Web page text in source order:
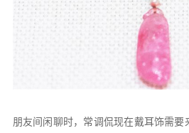
朋友间闲聊时，常调侃现在戴耳饰需要